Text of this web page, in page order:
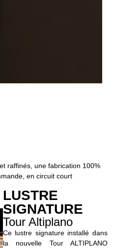
raffinés, une fabrication 100%
en circuit court
LUSTRE
SIGNATURE
Tour Altiplano
Ce lustre signature installé dans
la nouvelle Tour ALTIPLANO